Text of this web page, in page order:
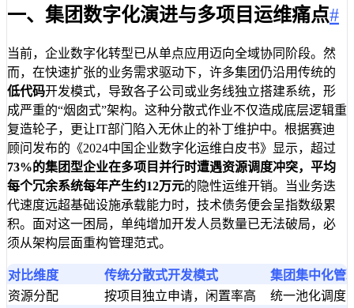
一、集团数字化演进与多项目运维痛点#
当前，企业数字化转型已从单点应用迈向全域协同阶段。然
而，在快速扩张的业务需求驱动下，许多集团仍沿用传统的
低代码开发模式，导致各子公司或业务线独立搭建系统，形
成严重的“烟囱式”架构。这种分散式作业不仅造成底层逻辑重
复造轮子，更让IT部门陷入无休止的补丁维护中。根据赛迪
顾问发布的《2024中国企业数字化运维白皮书》显示，超过
73%的集团型企业在多项目并行时遭遇资源调度冲突，平均
每个冗余系统每年产生约12万元的隐性运维开销。当业务迭
代速度远超基础设施承载能力时，技术债务便会呈指数级累
积。面对这一困局，单纯增加开发人员数量已无法破局，必
须从架构层面重构管理范式。
对比维度 传统分散式开发模式
集团集中化管
资源分配
按项目独立申请，闲置率高
统一池化调度